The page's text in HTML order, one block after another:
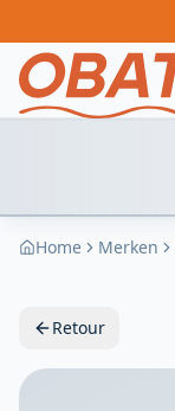
Home Merken
Retour